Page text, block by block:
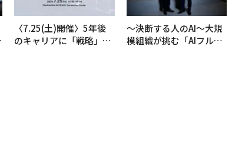
〈7.25(土)開催〉5年後
のキャリアに「戦略」は
〜決断する人のAI〜大規
模組織が挑む「AIフル実